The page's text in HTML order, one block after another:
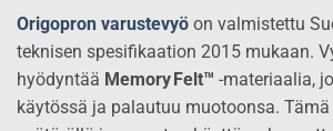
Origopron varustevyö on valmistettu
teknisen spesifikaation 2015 mukaan.
hyödyntää Memory Felt™ -materiaalia,
käytössä ja palautuu muotoonsa.